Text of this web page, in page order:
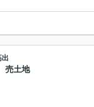
出
売土地